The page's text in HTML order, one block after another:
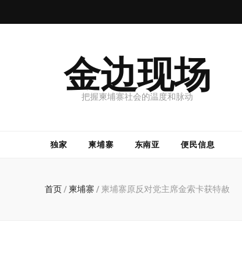
金边现场
把握柬埔寨社会的温度和脉动
独家 柬埔寨 东南亚 便民信息
首页/ 柬埔寨 / 柬埔寨原反对党主席金索卡获特赦